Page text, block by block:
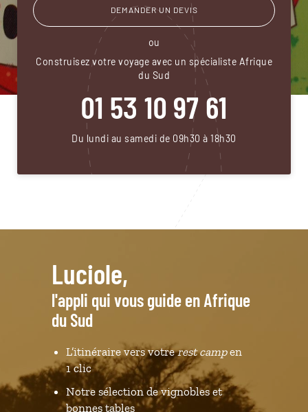
DEMANDER UN DEVIS
ou
Construisez votre voyage avec un spécialiste Afrique
du Sud
01 53 10 97 61
Du lundi au samedi de 09h30 à 18h30
Luciole,
l'appli qui vous guide en Afrique
du Sud
L’itinéraire vers votrerest campen
1 clic
Notre sélection de vignobles et
bonnes tables